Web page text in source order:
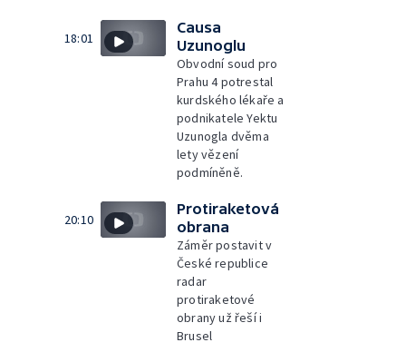
18:01
Causa
Uzunoglu
Obvodní soud pro
Prahu 4 potrestal
kurdského lékaře a
podnikatele Yektu
Uzunogla dvěma
lety vězení
podmíněně.
20:10
Protiraketová
obrana
Záměr postavit v
České republice
radar
protiraketové
obrany už řeší i
Brusel